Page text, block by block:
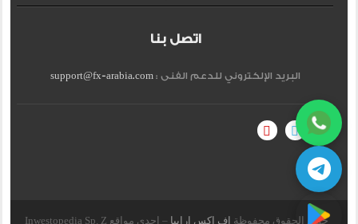
اتصل بنا
البريد الإلكتروني للدعم الفنى :support@fx-arabia.com
جميع الحقوق محفوظة اف اكس ارابيا – احدى مواقع Inwestopedia Sp. Z